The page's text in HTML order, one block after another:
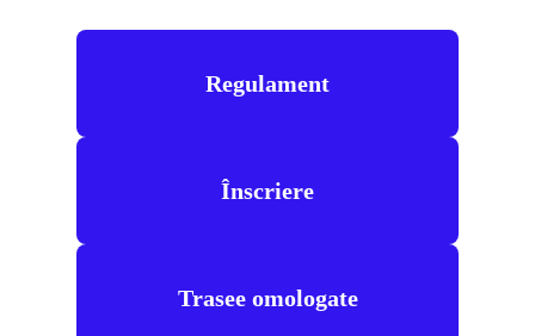
Regulament
Înscriere
Trasee omologate